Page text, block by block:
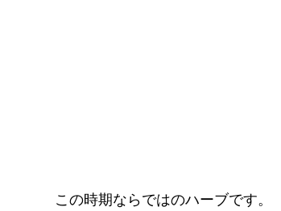
この時期ならではのハーブです。